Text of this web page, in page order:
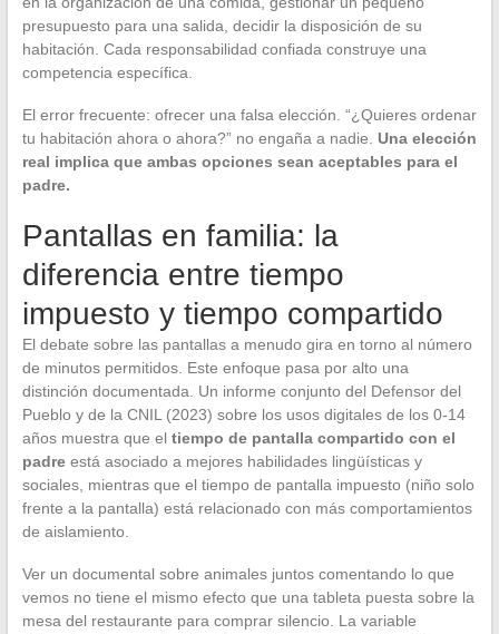
presupuesto para una salida, decidir la disposición de su
habitación. Cada responsabilidad confiada construye una
competencia específica.
El error frecuente: ofrecer una falsa elección. “¿Quieres ordenar
tu habitación ahora o ahora?” no engaña a nadie. Una elección
real implica que ambas opciones sean aceptables para el
padre.
Pantallas en familia: la
diferencia entre tiempo
impuesto y tiempo compartido
El debate sobre las pantallas a menudo gira en torno al número
de minutos permitidos. Este enfoque pasa por alto una
distinción documentada. Un informe conjunto del Defensor del
Pueblo y de la CNIL (2023) sobre los usos digitales de los 0-14
años muestra que el tiempo de pantalla compartido con el
padreestá asociado a mejores habilidades lingüísticas y
sociales, mientras que el tiempo de pantalla impuesto (niño solo
frente a la pantalla) está relacionado con más comportamientos
de aislamiento.
Ver un documental sobre animales juntos comentando lo que
vemos no tiene el mismo efecto que una tableta puesta sobre la
mesa del restaurante para comprar silencio. La variable